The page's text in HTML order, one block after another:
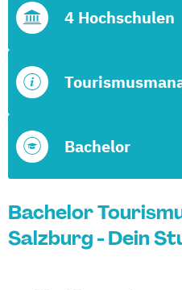
Bachelor
4 Hochschulen
Bachelor
Salzburg - Dein